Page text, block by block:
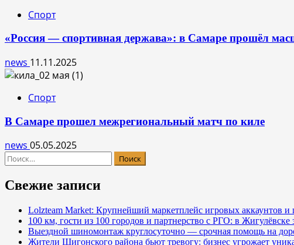
Спорт
«Россия — спортивная держава»: в Самаре прошёл
news 11.11.2025
Спорт
В Самаре прошел межрегиональный матч по киле
news 05.05.2025
Найти:
Свежие записи
Lolzteam Market: Крупнейший маркетплейс игровых аккаунтов и
100 км, гости из 100 городов и партнерство с РГО: в
Выездной шиномонтаж круглосуточно — срочная помощь на
Жители Шигонского района бьют тревогу: бизнес угрожает